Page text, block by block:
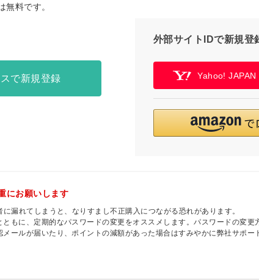
無料です。
で新規登録
外部サイトIDで新規登
Yahoo!
にお願いします
漏れてしまうと、なりすまし不正購入につながる恐れがあります。
もに、定期的なパスワードの変更をオススメします。パスワードの変更
ールが届いたり、ポイントの減額があった場合はすみやかに弊社サポー